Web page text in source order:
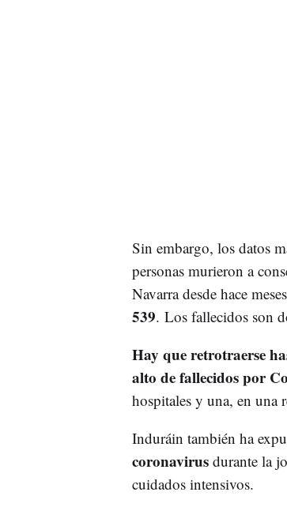
Sin embargo, los datos
personas murieron a
Navarra desde hace
539. Los fallecidos son
Hay que retrotraerse
alto de fallecidos por
hospitales y una, en una
Induráin también ha
coronavirus durante la
cuidados intensivos.